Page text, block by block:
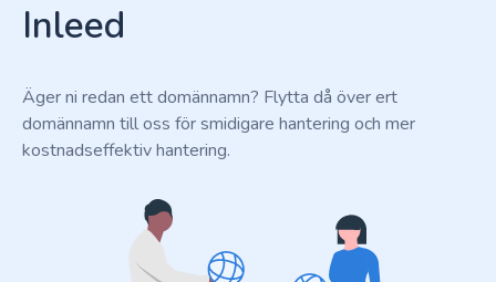
Inleed
Äger ni redan ett domännamn? Flytta då över ert
domännamn till oss för smidigare hantering och mer
kostnadseffektiv hantering.